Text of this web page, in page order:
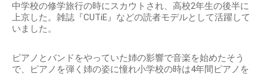
中学校の修学旅行の時にスカウトされ、高校2年生の後半に
上京した。雑誌『CUTiE』などの読者モデルとして活躍して
いました。
ピアノとバンドをやっていた姉の影響で音楽を始めたそう
で、ピアノを弾く姉の姿に憧れ小学校の時は4年間ピアノを